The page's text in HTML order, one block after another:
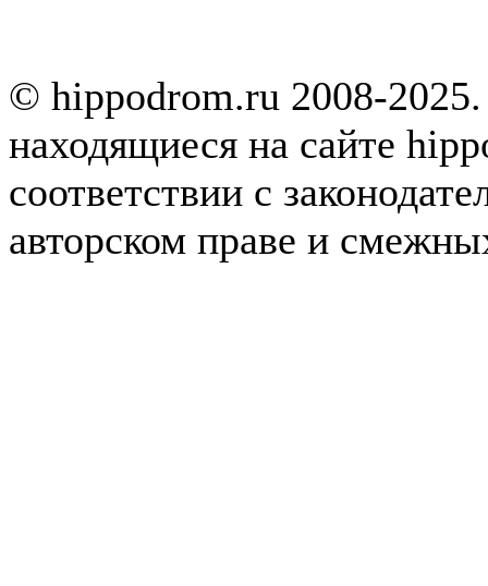
© hippodrom.ru 2008-
находящиеся на сайте
соответствии с
авторском праве и